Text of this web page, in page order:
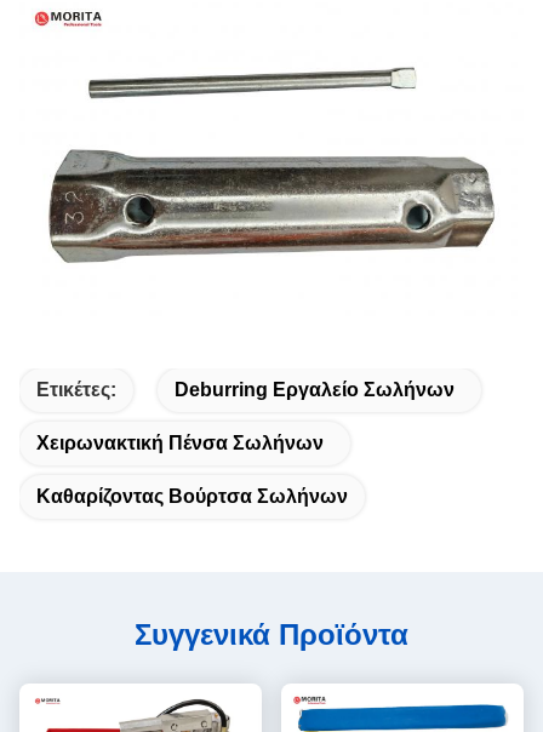
Ετικέτες: Deburring Εργαλείο Σωλήνων
Χειρωνακτική Πένσα Σωλήνων
Καθαρίζοντας Βούρτσα Σωλήνων
Συγγενικά Προϊόντα